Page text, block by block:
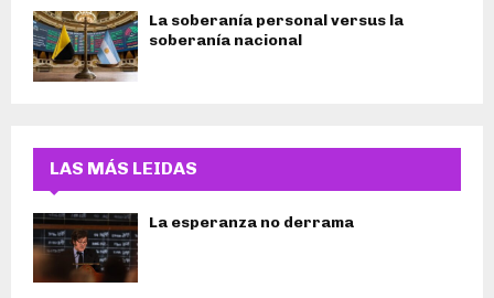
La soberanía personal versus la
soberanía nacional
LAS MÁS LEIDAS
La esperanza no derrama